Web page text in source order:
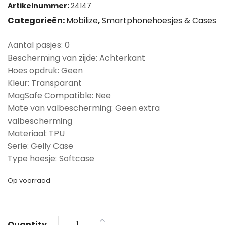
Artikelnummer:24147
Categorieën:Mobilize,Smartphonehoesjes & Cases
Aantal pasjes: 0
Bescherming van zijde: Achterkant
Hoes opdruk: Geen
Kleur: Transparant
MagSafe Compatible: Nee
Mate van valbescherming: Geen extra
valbescherming
Materiaal: TPU
Serie: Gelly Case
Type hoesje: Softcase
Op voorraad